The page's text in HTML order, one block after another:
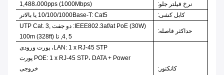
نرخ فیلتر جلو:
1,488،000pps (1000Mbps)
کابل کشی:
10/100/1000Base-T: Cat5 یا بالاتر
حداکثر فاصله:
IEEE802.3af/at PoE (30W): دو جفت UTP Cat. 3,
4, 5, تا 100m (328ft)
کانکتور:
LAN: 1 x RJ-45 STP، پورت ورودی
POE: 1 x RJ-45 STP، DATA + Power پورت
خروجی